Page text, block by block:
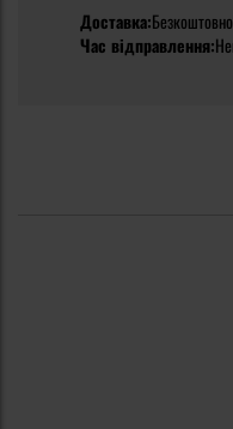
Доставка:Безкоштовно
Час відправлення: